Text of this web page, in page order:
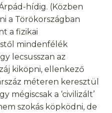
hídig. (Közben
a Törökországban
a fizikai
mindenfélék
lecsusszan az
kiköpni, ellenkező
méteren keresztül
mégiscsak a ‘civilizált’
szokás köpködni, de